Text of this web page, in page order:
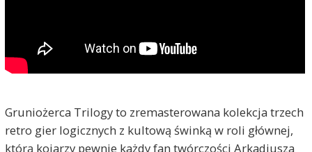
Gruniożerca Trilogy to zremasterowana kolekcja trzech
retro gier logicznych z kultową świnką w roli głównej,
którą kojarzy pewnie każdy fan twórczości Arkadiusza